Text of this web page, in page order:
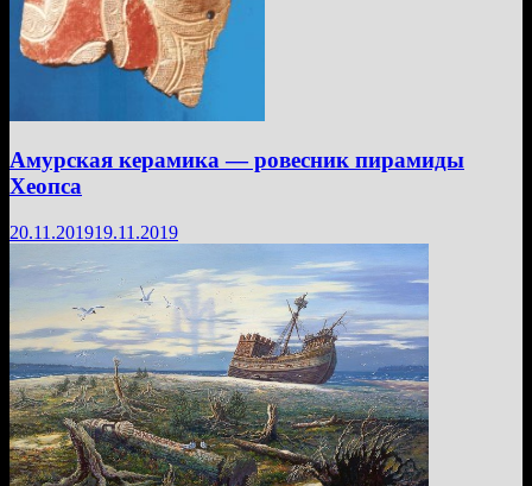
Амурская керамика — ровесник пирамиды
Хеопса
20.11.201919.11.2019